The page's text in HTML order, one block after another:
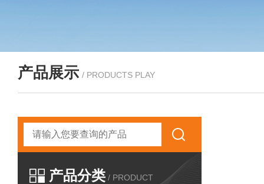
产品展示 / PRODUCTS PLAY
产品分类 / PRODUCT